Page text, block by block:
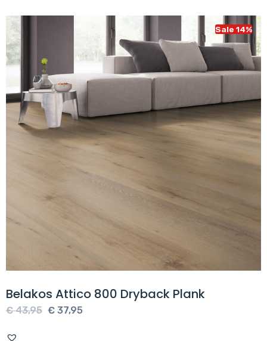
Sale 14%
Belakos Attico 800 Dryback Plank
€43,95 Oorspronkelijke
€ 37,95